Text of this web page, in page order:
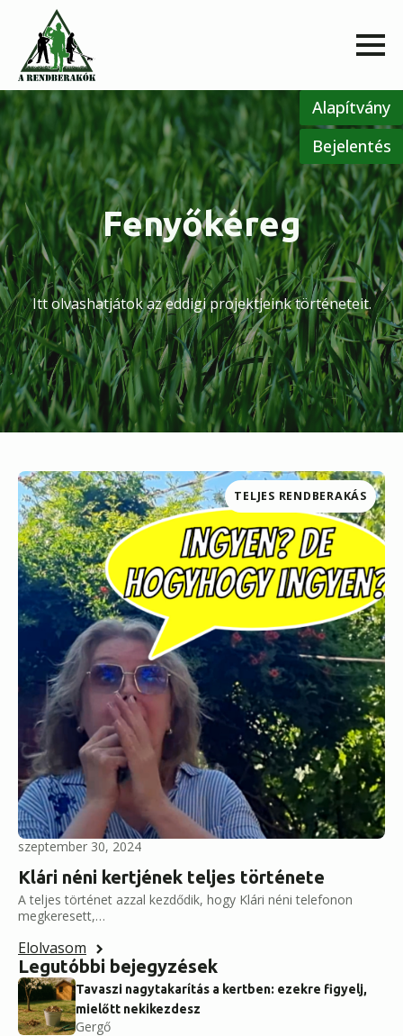
Fenyőkéreg
Itt olvashatjátok az eddigi projektjeink történeteit.
Klári néni kertjének teljes története
szeptember 30, 2024
TELJES RENDBERAKÁS
A teljes történet azzal kezdődik, hogy Klári néni telefonon
megkeresett,…
Elolvasom
Legutóbbi bejegyzések
Tavaszi nagytakarítás a kertben: ezekre figyelj,
mielőtt nekikezdesz
Gergő
Alapítvány
Bejelentés